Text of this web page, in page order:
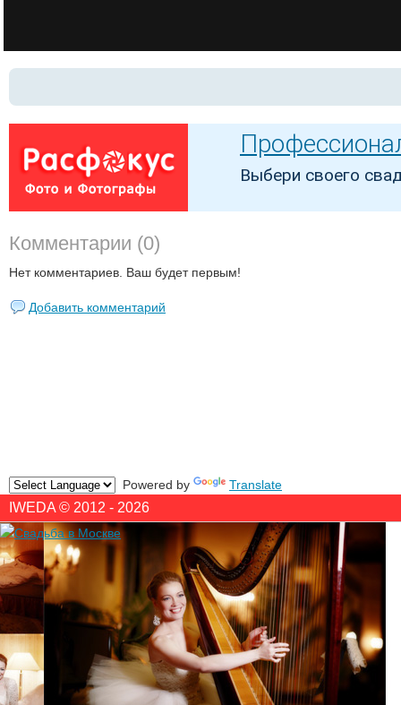
Комментарии (0)
Нет комментариев. Ваш будет первым!
Добавить комментарий
Powered by Translate
IWEDA © 2012 - 2026